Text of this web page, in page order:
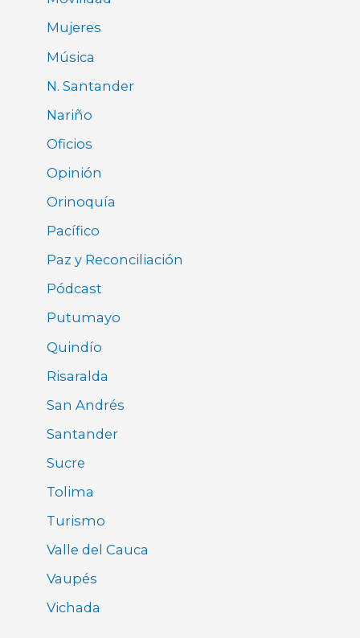
Mujeres
Música
N. Santander
Nariño
Oficios
Opinión
Orinoquía
Pacífico
Paz y Reconciliación
Pódcast
Putumayo
Quindío
Risaralda
San Andrés
Santander
Sucre
Tolima
Turismo
Valle del Cauca
Vaupés
Vichada